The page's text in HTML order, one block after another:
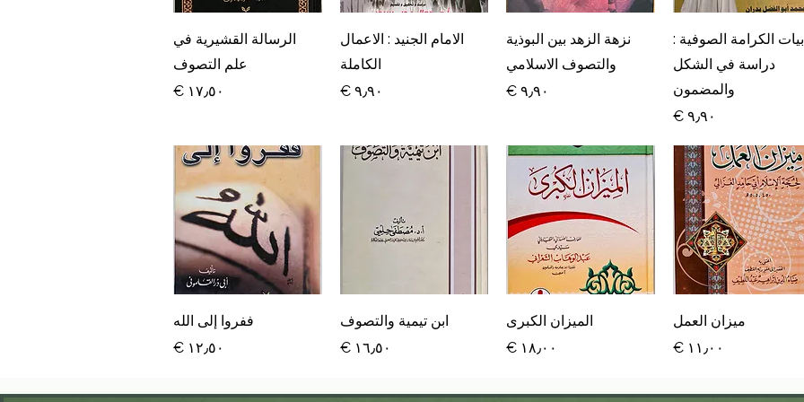
العرض السريع
الكرامة الصوفية :
دراسة في الشكل
والمضمون
السعر
العرض السريع
نزهة الزهد بين البوذية
والتصوف الاسلامي
السعر
العرض السريع
الامام الجنيد : الاعمال
الكاملة
السعر
العرض السريع
الرسالة القشيرية في
علم التصوف
السعر
العرض السريعميزان العمل
السعر
العرض السريع
الميزان الكبرى
السعر
العرض السريع
ابن تيمية والتصوف
السعر
العرض السريع
ففروا إلى الله
السعر